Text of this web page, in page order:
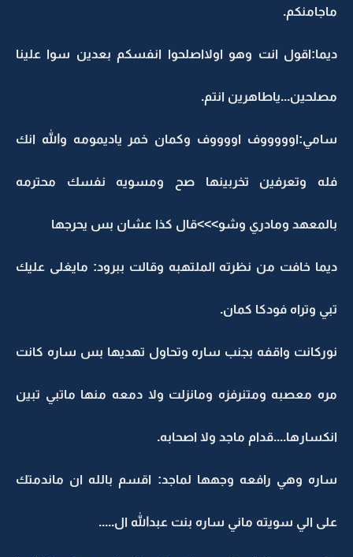
ماجامنكم.
ديما:اقول انت وهو اولااصلحوا انفسكم بعدين سوا علينا
مصلحين...ياطاهرين انتم.
سامي:اوووووف اووووف وكمان خمر ياديمومه والله انك
فله وتعرفين تخربينها صح ومسويه نفسك محترمه
بالمعهد ومادري وشو>>>قال كذا عشان بس يحرجها
ديما خافت من نظرته الملتهبه وقالت ببرود: مايغلى عليك
تبي وتراه فودكا كمان.
نوركانت واقفه بجنب ساره وتحاول تهديها بس ساره كانت
مره معصبه ومتنرفزه ومانزلت ولا دمعه منها ماتبي تبين
انكسارها....قدام ماجد ولا اصحابه.
ساره وهي رافعه وجهها لماجد: اقسم بالله ان ماندمتك
على الي سويته ماني ساره بنت عبدالله ال.....